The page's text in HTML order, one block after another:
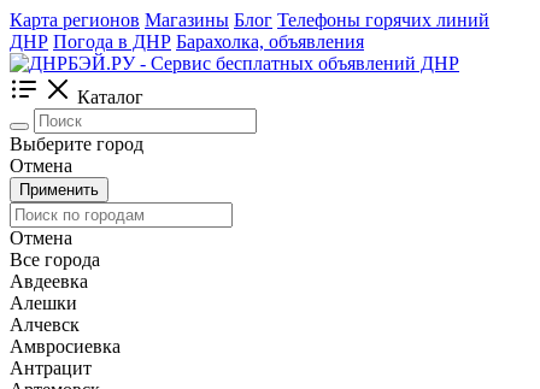
Карта регионов Магазины Блог Телефоны горячих линий
ДНР Погода в ДНР Барахолка, объявления
Каталог
Выберите город
Отмена
Применить
Отмена
Все города
Авдеевка
Алешки
Алчевск
Амвросиевка
Антрацит